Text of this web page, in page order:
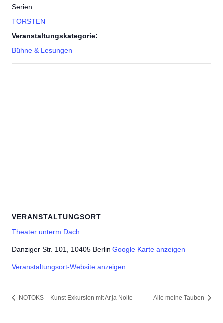
Serien:
TORSTEN
Veranstaltungskategorie:
Bühne & Lesungen
VERANSTALTUNGSORT
Theater unterm Dach
Danziger Str. 101, 10405 Berlin Google Karte anzeigen
Veranstaltungsort-Website anzeigen
NOTOKS – Kunst Exkursion mit Anja Nolte Alle meine Tauben